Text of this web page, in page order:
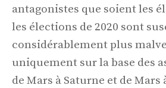
antagonistes que soient les
les élections de 2020 sont
considérablement plus
uniquement sur la base des
de Mars à Saturne et de